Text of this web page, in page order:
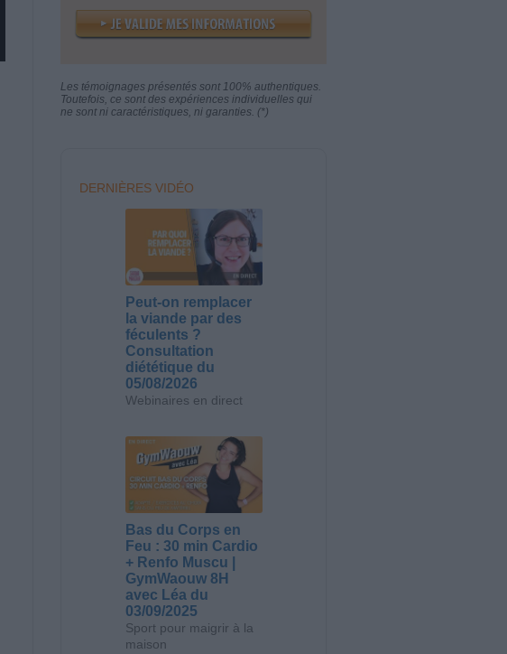
Les témoignages présentés sont 100% authentiques.
Toutefois, ce sont des expériences individuelles qui
ne sont ni caractéristiques, ni garanties. (*)
DERNIÈRES VIDÉO
Peut-on remplacer
la viande par des
féculents ?
Consultation
diététique du
05/08/2026
Webinaires en direct
Bas du Corps en
Feu : 30 min Cardio
+ Renfo Muscu |
GymWaouw 8H
avec Léa du
03/09/2025
Sport pour maigrir à la
maison